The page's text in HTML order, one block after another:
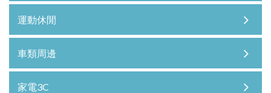
運動休閒
車類周邊
家電3C